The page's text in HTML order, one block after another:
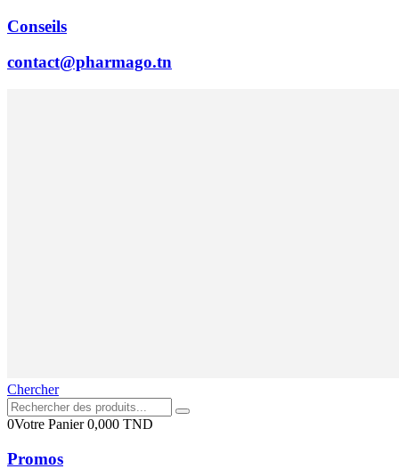
Conseils
contact@pharmago.tn
Chercher
0Votre Panier0,000 TND
Promos